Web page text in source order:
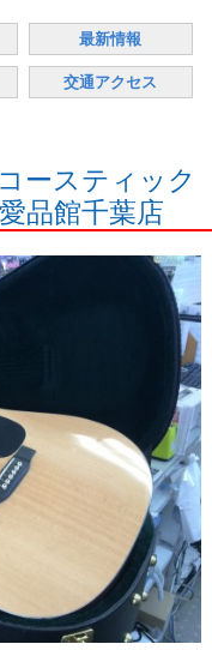
最新情報
交通アクセス
ースティック
品館千葉店